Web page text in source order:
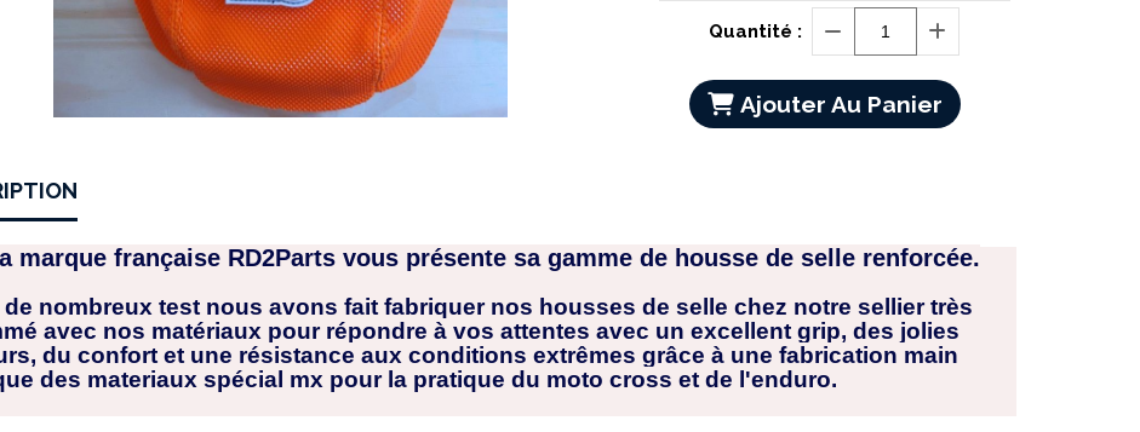
Quantité :
Ajouter Au Panier
marque française RD2Parts vous présente sa gamme de housse de selle renforcée.
de nombreux test nous avons fait fabriquer nos housses de selle chez notre sellier très
avec nos matériaux pour répondre à vos attentes avec un excellent grip, des jolies
du confort et une résistance aux conditions extrêmes grâce à une fabrication main
des materiaux spécial mx pour la pratique du moto cross et de l'enduro.